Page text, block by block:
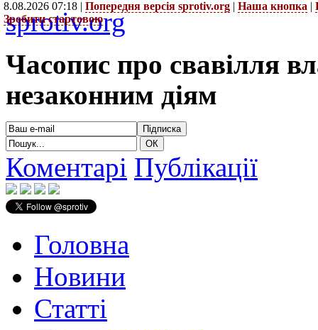
8.08.2026 07:18 | Попередня версія sprotiv.org | Наша кнопка |
Зробити стартовою
sprotiv.org
Часопис про свавілля
незаконним діям
Коментарі Публікації
Головна
Новини
Статті